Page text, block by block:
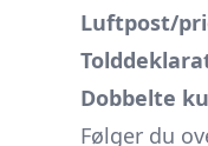
Luftpost/
Dobbelte
Følger du